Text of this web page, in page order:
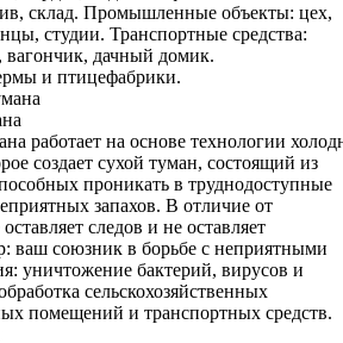
склад. Промышленные объекты: цех,
студии. Транспортные средства:
вагончик, дачный домик.
и птицефабрики.
работает на основе технологии
создает сухой туман, состоящий из
проникать в труднодоступные
запахов. В отличие от
следов и не оставляет
ваш союзник в борьбе с неприятными
уничтожение бактерий, вирусов и
сельскохозяйственных
помещений и транспортных средств.